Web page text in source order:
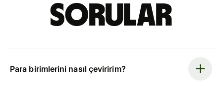
sorular
Para birimlerini nasıl çeviririm?